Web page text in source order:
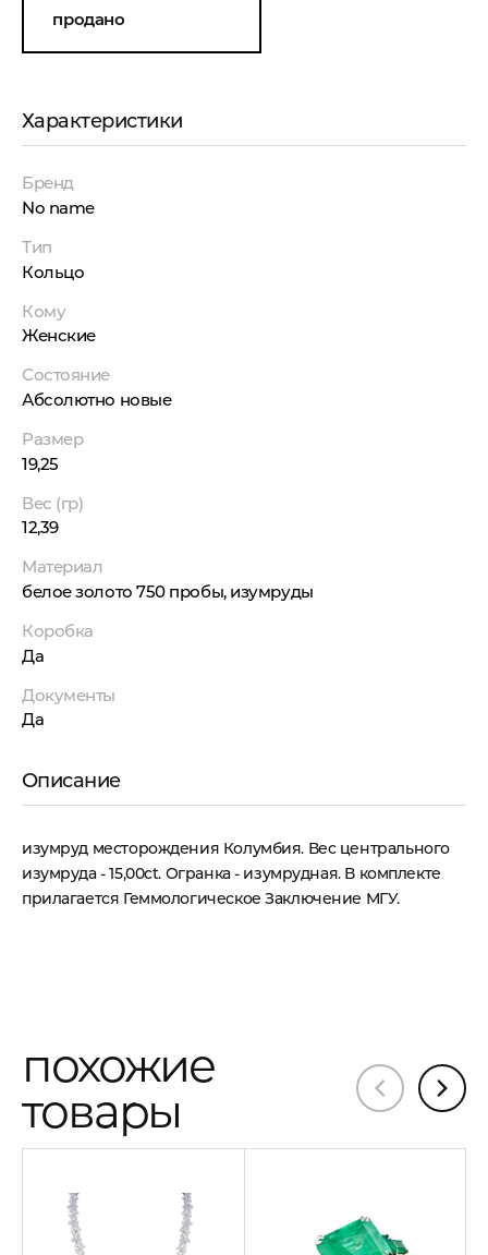
продано
Характеристики
Бренд
No name
Тип
Кольцо
Кому
Женские
Состояние
Абсолютно новые
Размер
19,25
Вес (гр)
12,39
Материал
белое золото 750 пробы, изумруды
Коробка
Да
Документы
Да
Описание
изумруд месторождения Колумбия. Вес центрального
изумруда - 15,00ct. Огранка - изумрудная. В комплекте
прилагается Геммологическое Заключение МГУ.
похожие
товары